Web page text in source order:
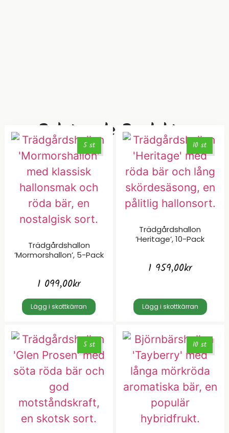
Relaterade Produkter
5 st
Trädgårdshallon
’Mormorshallon’, 5-Pack
1 099,00kr
Lägg i skottkärran
10 st
Trädgårdshallon
’Heritage’, 10-Pack
1 959,00kr
Lägg i skottkärran
5 st 10 st